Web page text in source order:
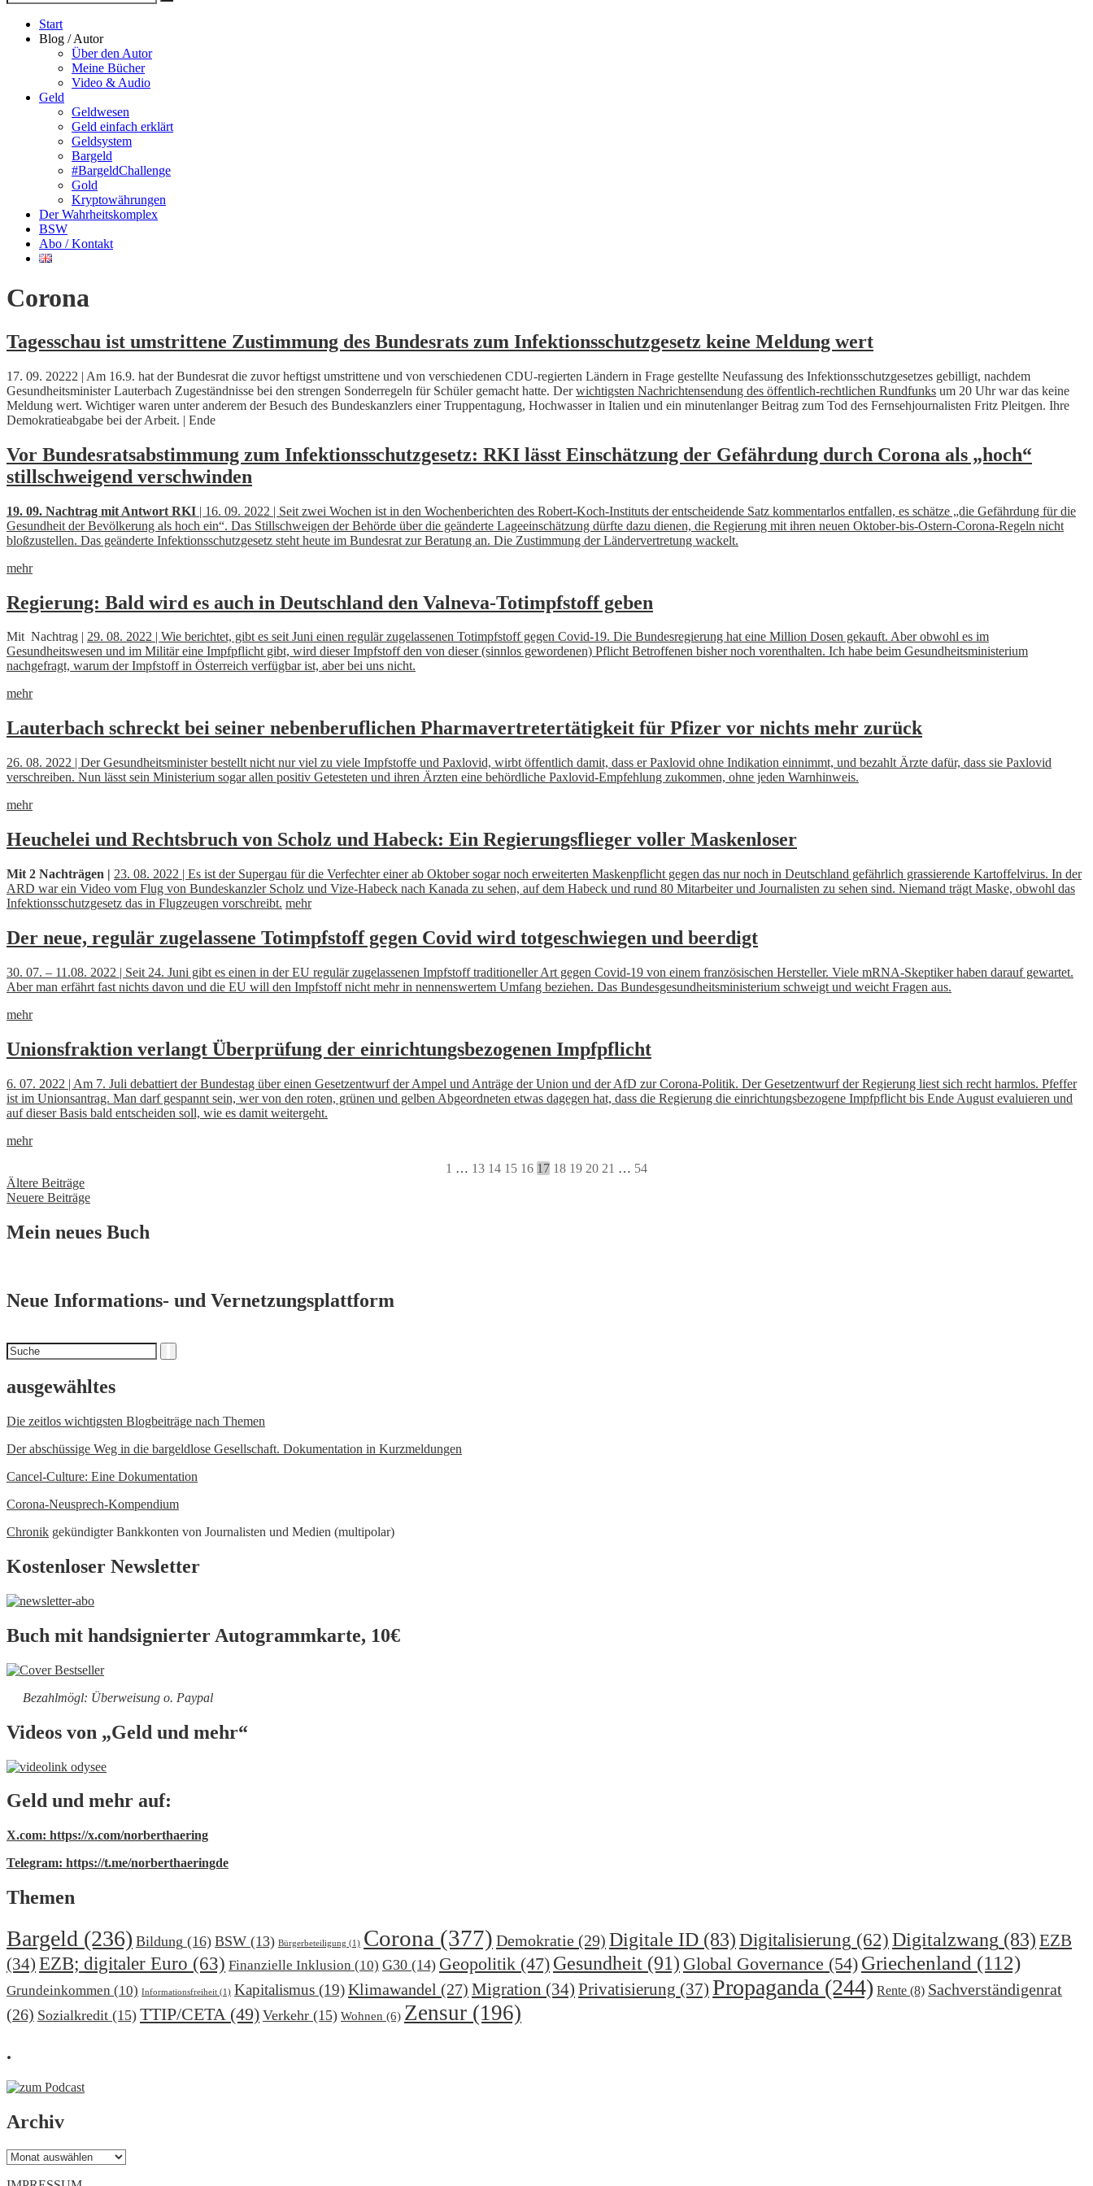
nach
Suche
Start
Blog / Autor
Über den Autor
Meine Bücher
Video & Audio
Geld
Geldwesen
Geld einfach erklärt
Geldsystem
Bargeld
#BargeldChallenge
Gold
Kryptowährungen
Der Wahrheitskomplex
BSW
Abo / Kontakt
Corona
Tagesschau ist umstrittene Zustimmung des Bundesrats zum Infektionsschutzgesetz keine Meldung wert
17. 09. 20222 | Am 16.9. hat der Bundesrat die zuvor heftigst umstrittene und von verschiedenen CDU-regierten Ländern in Frage gestellte Neufassung des Infektionsschutzgesetzes gebilligt, nachdem
Gesundheitsminister Lauterbach Zugeständnisse bei den strengen Sonderregeln für Schüler gemacht hatte. Derwichtigsten Nachrichtensendung des öffentlich-rechtlichen Rundfunks um 20 Uhr war das keine
Meldung wert. Wichtiger waren unter anderem der Besuch des Bundeskanzlers einer Truppentagung, Hochwasser in Italien und ein minutenlanger Beitrag zum Tod des Fernsehjournalisten Fritz Pleitgen. Ihre
Demokratieabgabe bei der Arbeit. | Ende
Vor Bundesratsabstimmung zum Infektionsschutzgesetz: RKI lässt Einschätzung der Gefährdung durch Corona als „hoch“
stillschweigend verschwinden
19. 09. Nachtrag mit Antwort RKI | 16. 09. 2022 | Seit zwei Wochen ist in den Wochenberichten des Robert-Koch-Instituts der entscheidende Satz kommentarlos entfallen, es schätze „die Gefährdung für die
Gesundheit der Bevölkerung als hoch ein“. Das Stillschweigen der Behörde über die geänderte Lageeinschätzung dürfte dazu dienen, die Regierung mit ihren neuen Oktober-bis-Ostern-Corona-Regeln nicht
bloßzustellen. Das geänderte Infektionsschutzgesetz steht heute im Bundesrat zur Beratung an. Die Zustimmung der Ländervertretung wackelt.
mehr
Regierung: Bald wird es auch in Deutschland den Valneva-Totimpfstoff geben
Mit Nachtrag | 29. 08. 2022 | Wie berichtet, gibt es seit Juni einen regulär zugelassenen Totimpfstoff gegen Covid-19. Die Bundesregierung hat eine Million Dosen gekauft. Aber obwohl es im
Gesundheitswesen und im Militär eine Impfpflicht gibt, wird dieser Impfstoff den von dieser (sinnlos gewordenen) Pflicht Betroffenen bisher noch vorenthalten. Ich habe beim Gesundheitsministerium
nachgefragt, warum der Impfstoff in Österreich verfügbar ist, aber bei uns nicht.
mehr
Lauterbach schreckt bei seiner nebenberuflichen Pharmavertretertätigkeit für Pfizer vor nichts mehr zurück
26. 08. 2022 | Der Gesundheitsminister bestellt nicht nur viel zu viele Impfstoffe und Paxlovid, wirbt öffentlich damit, dass er Paxlovid ohne Indikation einnimmt, und bezahlt Ärzte dafür, dass sie Paxlovid
verschreiben. Nun lässt sein Ministerium sogar allen positiv Getesteten und ihren Ärzten eine behördliche Paxlovid-Empfehlung zukommen, ohne jeden Warnhinweis.
mehr
Heuchelei und Rechtsbruch von Scholz und Habeck: Ein Regierungsflieger voller Maskenloser
Mit 2 Nachträgen | 23. 08. 2022 | Es ist der Supergau für die Verfechter einer ab Oktober sogar noch erweiterten Maskenpflicht gegen das nur noch in Deutschland gefährlich grassierende Kartoffelvirus. In der
ARD war ein Video vom Flug von Bundeskanzler Scholz und Vize-Habeck nach Kanada zu sehen, auf dem Habeck und rund 80 Mitarbeiter und Journalisten zu sehen sind. Niemand trägt Maske, obwohl das
Infektionsschutzgesetz das in Flugzeugen vorschreibt. mehr
Der neue, regulär zugelassene Totimpfstoff gegen Covid wird totgeschwiegen und beerdigt
30. 07. – 11.08. 2022 | Seit 24. Juni gibt es einen in der EU regulär zugelassenen Impfstoff traditioneller Art gegen Covid-19 von einem französischen Hersteller. Viele mRNA-Skeptiker haben darauf gewartet.
Aber man erfährt fast nichts davon und die EU will den Impfstoff nicht mehr in nennenswertem Umfang beziehen. Das Bundesgesundheitsministerium schweigt und weicht Fragen aus.
mehr
Unionsfraktion verlangt Überprüfung der einrichtungsbezogenen Impfpflicht
6. 07. 2022 | Am 7. Juli debattiert der Bundestag über einen Gesetzentwurf der Ampel und Anträge der Union und der AfD zur Corona-Politik. Der Gesetzentwurf der Regierung liest sich recht harmlos. Pfeffer
ist im Unionsantrag. Man darf gespannt sein, wer von den roten, grünen und gelben Abgeordneten etwas dagegen hat, dass die Regierung die einrichtungsbezogene Impfpflicht bis Ende August evaluieren und
auf dieser Basis bald entscheiden soll, wie es damit weitergeht.
mehr
1 … 13 14 15 16 17 18 19 20 21 … 54
Beitragsnavigation
Ältere Beiträge
Neuere Beiträge
Mein neues Buch
Neue Informations- und Vernetzungsplattform
Suchen
nach
ausgewähltes
Die zeitlos wichtigsten Blogbeiträge nach Themen
Der abschüssige Weg in die bargeldlose Gesellschaft. Dokumentation in Kurzmeldungen
Cancel-Culture: Eine Dokumentation
Corona-Neusprech-Kompendium
Chronik gekündigter Bankkonten von Journalisten und Medien (multipolar)
Kostenloser Newsletter
Buch mit handsignierter Autogrammkarte, 10€
Bezahlmögl: Überweisung o. Paypal
Videos von „Geld und mehr“
Geld und mehr auf:
X.com: https://x.com/norberthaering
Telegram: https://t.me/norberthaeringde
Themen
Bargeld (236) Bildung (16) BSW (13) Bürgerbeteiligung (1) Corona (377) Demokratie (29) Digitale ID (83) Digitalisierung (62) Digitalzwang (83) EZB
(34) EZB; digitaler Euro (63) Finanzielle Inklusion (10) G30 (14) Geopolitik (47) Gesundheit (91) Global Governance (54) Griechenland (112)
Grundeinkommen (10) Informationsfreiheit (1) Kapitalismus (19)Klimawandel (27) Migration (34) Privatisierung (37) Propaganda (244) Rente (8) Sachverständigenrat
(26) Sozialkredit (15) TTIP/CETA(49) Verkehr (15) Wohnen (6) Zensur (196)
.
Archiv
Archiv